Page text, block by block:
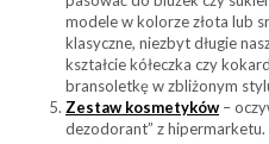
modele w kolorze złota lub
klasyczne, niezbyt długie
kształcie kółeczka czy
bransoletkę w zbliżonym
Zestaw kosmetyków –
dezodorant” z